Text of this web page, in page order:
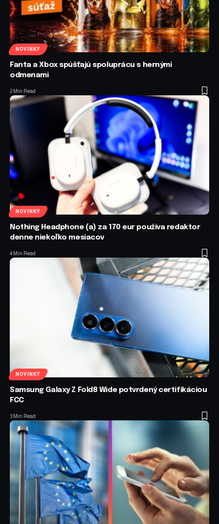
NOVINKY
Fanta a Xbox spúšťajú spoluprácu s hernými
odmenami
2 Min Read
NOVINKY
Nothing Headphone (a) za 170 eur používa redaktor
denne niekoľko mesiacov
4 Min Read
NOVINKY
Samsung Galaxy Z Fold8 Wide potvrdený certifikáciou
FCC
3 Min Read